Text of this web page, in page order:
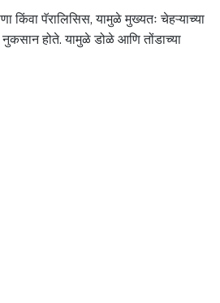
किंवा पॅरालिसिस, यामुळे मुख्यतः चेहऱ्याच्या
नुकसान होते. यामुळे डोळे आणि तोंडाच्या